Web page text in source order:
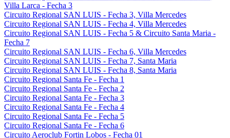
Villa Larca - Fecha 3
Circuito Regional SAN LUIS - Fecha 3, Villa Mercedes
Circuito Regional SAN LUIS - Fecha 4, Villa Mercedes
Circuito Regional SAN LUIS - Fecha 5 & Circuito Santa Maria -
Fecha 7
Circuito Regional SAN LUIS - Fecha 6, Villa Mercedes
Circuito Regional SAN LUIS - Fecha 7, Santa Maria
Circuito Regional SAN LUIS - Fecha 8, Santa Maria
Circuito Regional Santa Fe - Fecha 1
Circuito Regional Santa Fe - Fecha 2
Circuito Regional Santa Fe - Fecha 3
Circuito Regional Santa Fe - Fecha 4
Circuito Regional Santa Fe - Fecha 5
Circuito Regional Santa Fe - Fecha 6
Circuito Aeroclub Fortin Lobos - Fecha 01